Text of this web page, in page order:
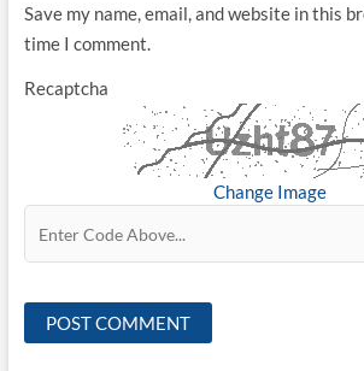
Save my name, email, and website in this
time I comment.
Recaptcha
Change Image